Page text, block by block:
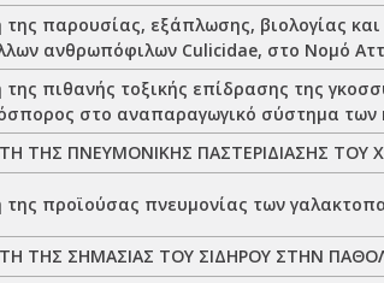
της παρουσίας, εξάπλωσης, βιολογίας
ανθρωπόφιλων Culicidae, στο Νομό
πιθανής τοξικής επίδρασης της
στο αναπαραγωγικό σύστημα των
ΤΗΣ ΠΝΕΥΜΟΝΙΚΗΣ ΠΑΣΤΕΡΙΔΙΑΣΗΣ ΤΟΥ
της προϊούσας πνευμονίας των
ΤΗΣ ΣΗΜΑΣΙΑΣ ΤΟΥ ΣΙΔΗΡΟΥ ΣΤΗΝ